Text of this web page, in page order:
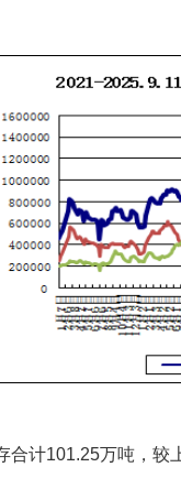
计101.25万吨，较上